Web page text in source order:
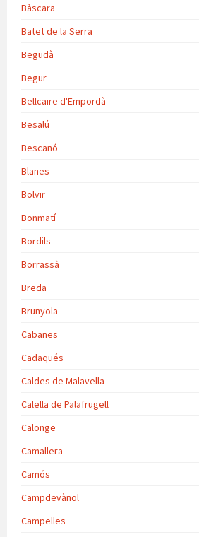
Bàscara
Batet de la Serra
Begudà
Begur
Bellcaire d'Empordà
Besalú
Bescanó
Blanes
Bolvir
Bonmatí
Bordils
Borrassà
Breda
Brunyola
Cabanes
Cadaqués
Caldes de Malavella
Calella de Palafrugell
Calonge
Camallera
Camós
Campdevànol
Campelles